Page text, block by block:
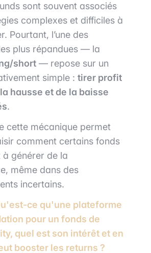
sont souvent associés
complexes et difficiles à
Pourtant, l’une des
plus répandues — la
short — repose sur un
simple : tirer profit
hausse et de la baisse
.
cette mécanique permet
comment certains fonds
à générer de la
même dans des
incertains.
ce qu'une plateforme
pour un fonds de
quel est son intérêt et en
booster les returns ?